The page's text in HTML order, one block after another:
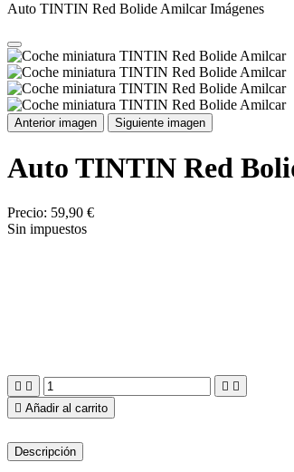
Auto TINTIN Red Bolide Amilcar Imágenes
Anterior imagen Siguiente imagen
Auto TINTIN Red
Precio: 59,90 €
Sin impuestos
   
 Añadir al carrito
Descripción